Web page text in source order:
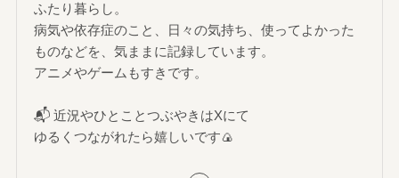
ふたり暮らし。
病気や依存症のこと、日々の気持ち、使ってよかった
ものなどを、気ままに記録しています。
アニメやゲームもすきです。
📬 近況やひとことつぶやきはXにて
ゆるくつながれたら嬉しいです🍙